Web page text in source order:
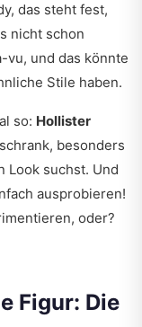
das steht fest,
nicht schon
vu, und das könnte
Stile haben.
so: Hollister
besonders
Look suchst. Und
ausprobieren!
oder?
Figur: Die